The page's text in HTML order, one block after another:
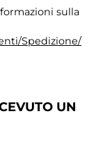
sulla
Spedizione/
UN